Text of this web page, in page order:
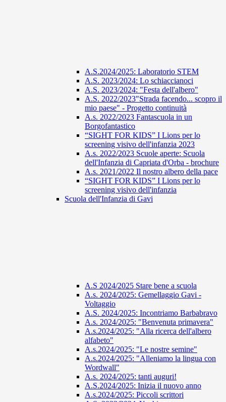
A.S.2024/2025: Laboratorio STEM
A.S. 2023/2024: Lo schiaccianoci
A.S. 2023/2024: "Festa dell'albero"
A.S. 2022/2023"Strada facendo... scopro il
mio paese" - Progetto continuità
A.s. 2022/2023 Fantascuola in un
Borgofantastico
“SIGHT FOR KIDS” I Lions per lo
screening visivo dell'infanzia 2023
A.s. 2022/2023 Scuole aperte: Scuola
dell'Infanzia di Capriata d'Orba - brochure
A.s. 2021/2022 Il nostro albero della pace
“SIGHT FOR KIDS” I Lions per lo
screening visivo dell'infanzia
Scuola dell'Infanzia di Gavi
A.S 2024/2025 Stare bene a scuola
A.s. 2024/2025: Gemellaggio Gavi -
Voltaggio
A.S. 2024/2025: Incontriamo Barbabravo
A.s. 2024/2025: "Benvenuta primavera"
A.s.2024/2025: "Alla ricerca dell'albero
alfabeto"
A.s.2024/2025: "Le nostre semine"
A.s.2024/2025: "Alleniamo la lingua con
Wordwall"
A.s. 2024/2025: tanti auguri!
A.S.2024/2025: Inizia il nuovo anno
A.s.2024/2025: Piccoli scrittori